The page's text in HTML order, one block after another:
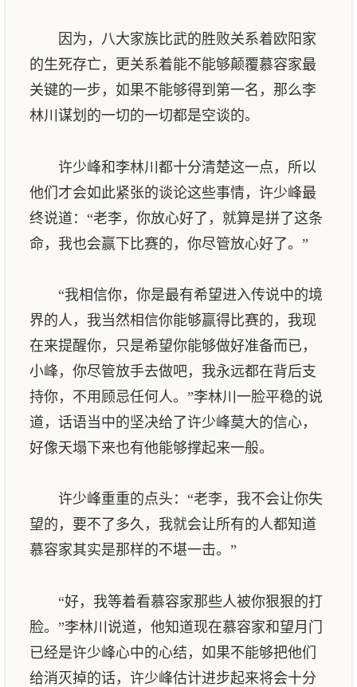
因为，八大家族比武的胜败关系着欧阳家
的生死存亡，更关系着能不能够颠覆慕容家最
关键的一步，如果不能够得到第一名，那么李
林川谋划的一切的一切都是空谈的。
许少峰和李林川都十分清楚这一点，所以
他们才会如此紧张的谈论这些事情，许少峰最
终说道：“老李，你放心好了，就算是拼了这条
命，我也会赢下比赛的，你尽管放心好了。”
“我相信你，你是最有希望进入传说中的境
界的人，我当然相信你能够赢得比赛的，我现
在来提醒你，只是希望你能够做好准备而已，
小峰，你尽管放手去做吧，我永远都在背后支
持你，不用顾忌任何人。”李林川一脸平稳的说
道，话语当中的坚决给了许少峰莫大的信心，
好像天塌下来也有他能够撑起来一般。
许少峰重重的点头：“老李，我不会让你失
望的，要不了多久，我就会让所有的人都知道
慕容家其实是那样的不堪一击。”
“好，我等着看慕容家那些人被你狠狠的打
脸。”李林川说道，他知道现在慕容家和望月门
已经是许少峰心中的心结，如果不能够把他们
给消灭掉的话，许少峰估计进步起来将会十分